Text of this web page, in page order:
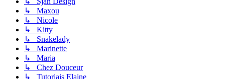
↳ Maxou
↳ Nicole
↳ Kitty
↳ Snakelady
↳ Marinette
↳ Maria
↳ Chez Douceur
↳ Tutoriais Elaine